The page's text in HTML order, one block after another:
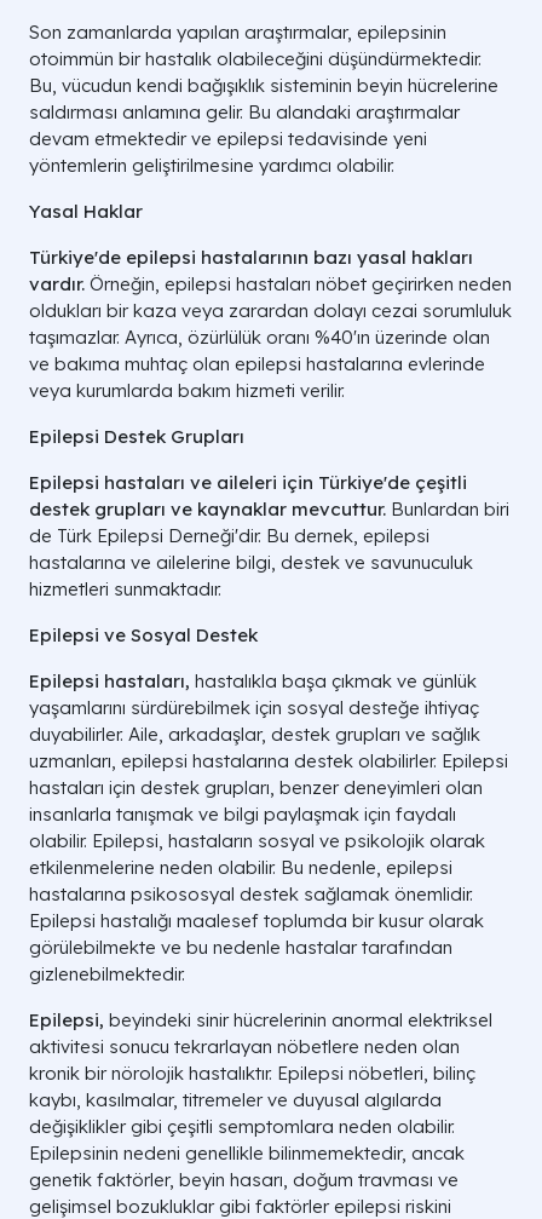
Son zamanlarda yapılan araştırmalar, epilepsinin
otoimmün bir hastalık olabileceğini düşündürmektedir.
Bu, vücudun kendi bağışıklık sisteminin beyin hücrelerine
saldırması anlamına gelir. Bu alandaki araştırmalar
devam etmektedir ve epilepsi tedavisinde yeni
yöntemlerin geliştirilmesine yardımcı olabilir.
Yasal Haklar
Türkiye'de epilepsi hastalarının bazı yasal hakları
vardır. Örneğin, epilepsi hastaları nöbet geçirirken neden
oldukları bir kaza veya zarardan dolayı cezai sorumluluk
taşımazlar. Ayrıca, özürlülük oranı %40'ın üzerinde olan
ve bakıma muhtaç olan epilepsi hastalarına evlerinde
veya kurumlarda bakım hizmeti verilir.
Epilepsi Destek Grupları
Epilepsi hastaları ve aileleri için Türkiye'de çeşitli
destek grupları ve kaynaklar mevcuttur. Bunlardan biri
de Türk Epilepsi Derneği'dir. Bu dernek, epilepsi
hastalarına ve ailelerine bilgi, destek ve savunuculuk
hizmetleri sunmaktadır.
Epilepsi ve Sosyal Destek
Epilepsi hastaları, hastalıkla başa çıkmak ve günlük
yaşamlarını sürdürebilmek için sosyal desteğe ihtiyaç
duyabilirler. Aile, arkadaşlar, destek grupları ve sağlık
uzmanları, epilepsi hastalarına destek olabilirler. Epilepsi
hastaları için destek grupları, benzer deneyimleri olan
insanlarla tanışmak ve bilgi paylaşmak için faydalı
olabilir. Epilepsi, hastaların sosyal ve psikolojik olarak
etkilenmelerine neden olabilir. Bu nedenle, epilepsi
hastalarına psikososyal destek sağlamak önemlidir.
Epilepsi hastalığı maalesef toplumda bir kusur olarak
görülebilmekte ve bu nedenle hastalar tarafından
gizlenebilmektedir.
Epilepsi, beyindeki sinir hücrelerinin anormal elektriksel
aktivitesi sonucu tekrarlayan nöbetlere neden olan
kronik bir nörolojik hastalıktır. Epilepsi nöbetleri, bilinç
kaybı, kasılmalar, titremeler ve duyusal algılarda
değişiklikler gibi çeşitli semptomlara neden olabilir.
Epilepsinin nedeni genellikle bilinmemektedir, ancak
genetik faktörler, beyin hasarı, doğum travması ve
gelişimsel bozukluklar gibi faktörler epilepsi riskini